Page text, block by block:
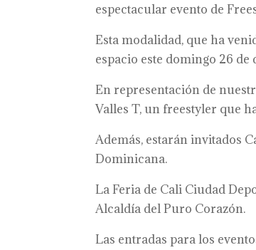
espectacular evento de
Esta modalidad, que ha
espacio este domingo 26
En representación de
Valles T, un freestyler que
Además, estarán invitados
Dominicana.
La Feria de Cali Ciudad
Alcaldía del Puro Corazón.
Las entradas para los